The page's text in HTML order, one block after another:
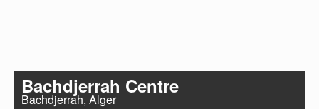
Bachdjerrah Centre
Bachdjerrah, Alger